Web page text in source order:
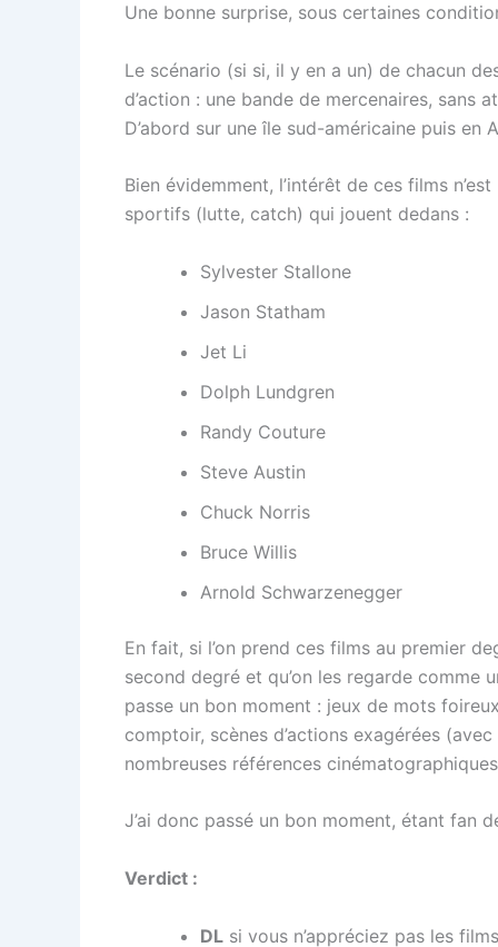
Une bonne surprise, sous certaines
Le scénario (si si, il y en a un) de chacun
d’action : une bande de mercenaires,
D’abord sur une île sud-américaine puis en
Bien évidemment, l’intérêt de ces films
sportifs (lutte, catch) qui jouent dedans :
Sylvester Stallone
Jason Statham
Jet Li
Dolph Lundgren
Randy Couture
Steve Austin
Chuck Norris
Bruce Willis
Arnold Schwarzenegger
En fait, si l’on prend ces films au premier
second degré et qu’on les regarde comme
passe un bon moment : jeux de mots
comptoir, scènes d’actions exagérées
nombreuses références
J’ai donc passé un bon moment, étant fan
Verdict :
DL si vous n’appréciez pas les